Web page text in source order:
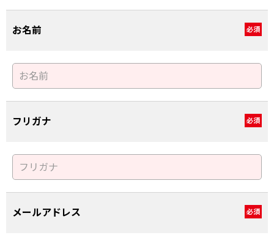
お名前 必須
フリガナ 必須
メールアドレス 必須